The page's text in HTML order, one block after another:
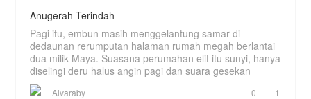
Anugerah Terindah
Pagi itu, embun masih menggelantung samar di
dedaunan rerumputan halaman rumah megah berlantai
dua milik Maya. Suasana perumahan elit itu sunyi, hanya
diselingi deru halus angin pagi dan suara gesekan
Alvaraby 0 1